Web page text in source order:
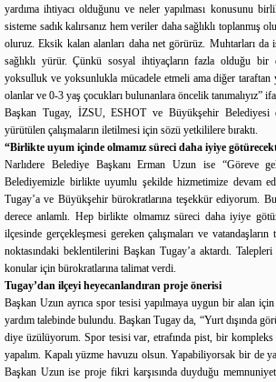
yardıma ihtiyacı olduğunu ve neler yapılması konusunu
sisteme sadık kalırsanız hem veriler daha sağlıklı toplanmış
oluruz. Eksik kalan alanları daha net görürüz. Muhtarları da
sağlıklı yürür. Çünkü sosyal ihtiyaçların fazla olduğu bir
yoksulluk ve yoksunlukla mücadele etmeli ama diğer taraftan
olanlar ve 0-3 yaş çocukları bulunanlara öncelik tanımalıyız”
Başkan Tugay, İZSU, ESHOT ve Büyükşehir Belediyesi
yürütülen çalışmaların iletilmesi için sözü yetkililere bıraktı.
“Birlikte uyum içinde olmamız süreci daha iyiye
Narlıdere Belediye Başkanı Erman Uzun ise “Göreve
Belediyemizle birlikte uyumlu şekilde hizmetimize devam
Tugay’a ve Büyükşehir bürokratlarına teşekkür ediyorum.
derece anlamlı. Hep birlikte olmamız süreci daha iyiye
ilçesinde gerçekleşmesi gereken çalışmaları ve
noktasındaki beklentilerini Başkan Tugay’a aktardı.
konular için bürokratlarına talimat verdi.
Tugay’dan ilçeyi heyecanlandıran proje önerisi
Başkan Uzun ayrıca spor tesisi yapılmaya uygun bir alan
yardım talebinde bulundu. Başkan Tugay da, “Yurt dışında
diye üzülüyorum. Spor tesisi var, etrafında pist, bir
yapalım. Kapalı yüzme havuzu olsun. Yapabiliyorsak bir de
Başkan Uzun ise proje fikri karşısında duyduğu